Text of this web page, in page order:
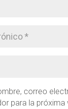
correo
para la próxima